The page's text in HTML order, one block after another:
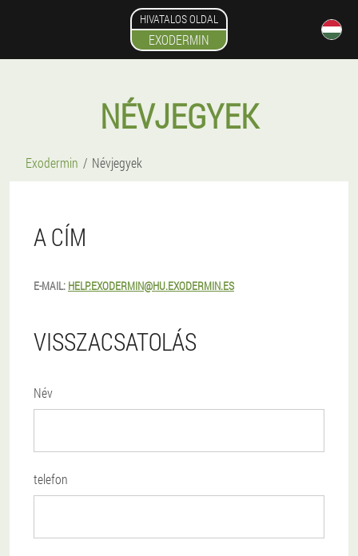
HIVATALOS OLDAL
EXODERMIN
NÉVJEGYEK
Exodermin Névjegyek
A CÍM
E-MAIL: HELP.EXODERMIN@HU.EXODERMIN.ES
VISSZACSATOLÁS
Név
telefon